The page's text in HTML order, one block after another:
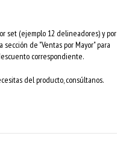
set (ejemplo 12 delineadores) y por
de "Ventas por Mayor" para
correspondiente.
del producto, consúltanos.